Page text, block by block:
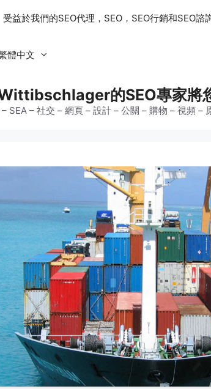
受益於我們的SEO代理，SEO，SEO行銷和SEO諮
體中文
的SEO專家將
SEA – 社交 – 網頁 – 設計 – 公關 – 購物 – 視頻 –